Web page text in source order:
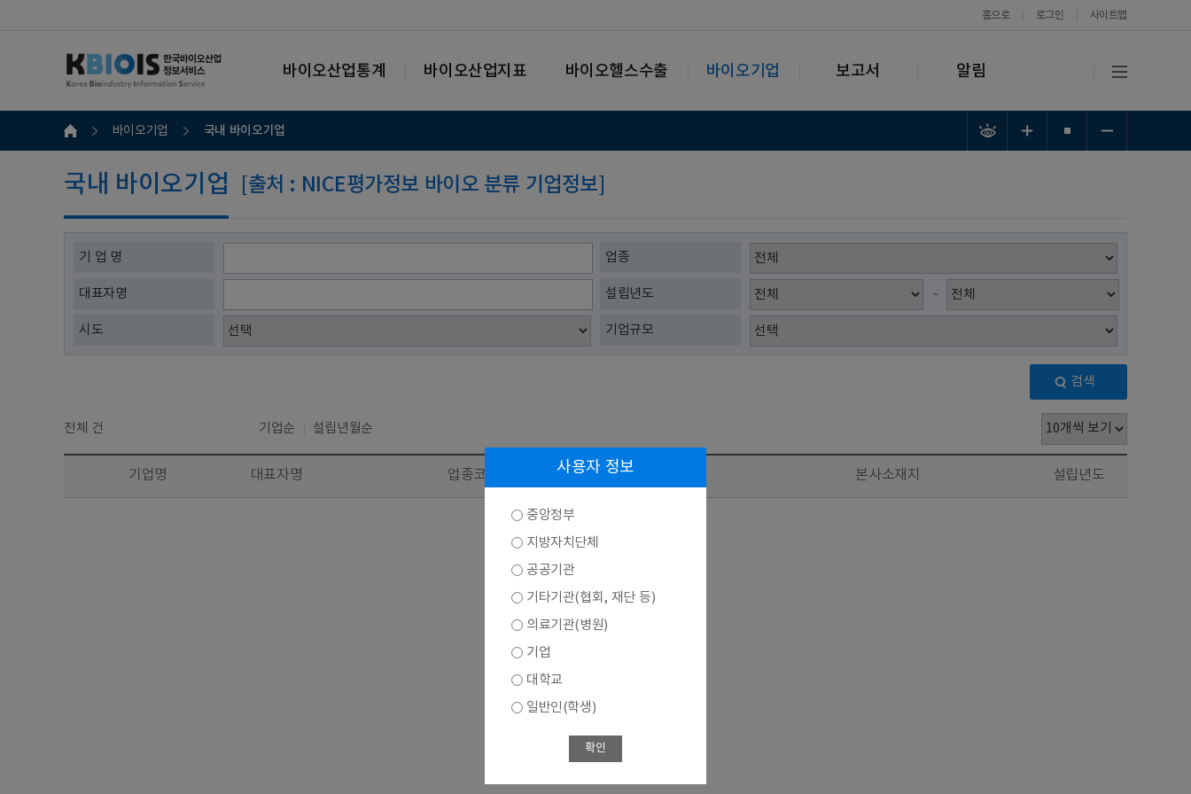
홈으로 로그인 사이트맵
바이오산업통계 바이오산업지표 바이오헬스수출 바이오기업 보고서 알림
바이오기업 국내 바이오기업
국내 바이오기업 [출처 : NICE평가정보 바이오 분류 기업정보]
기 업 명 업종
대표자명 설립년도 ~
시도 기업규모
검색
전체 건 기업순 설립년월순
기업명 대표자명 업종코드 및 업종(KSIC 11차) 본사소재지 설립년도
사용자 정보
중앙정부
지방자치단체
공공기관
기타기관(협회, 재단 등)
의료기관(병원)
기업
대학교
일반인(학생)
확인